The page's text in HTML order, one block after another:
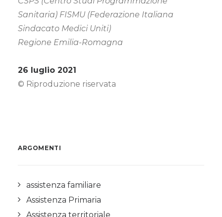
Sanitaria) FISMU (Federazione Italiana
Sindacato Medici Uniti)
Regione Emilia-Romagna
26 luglio 2021
© Riproduzione riservata
ARGOMENTI
assistenza familiare
Assistenza Primaria
Assistenza territoriale